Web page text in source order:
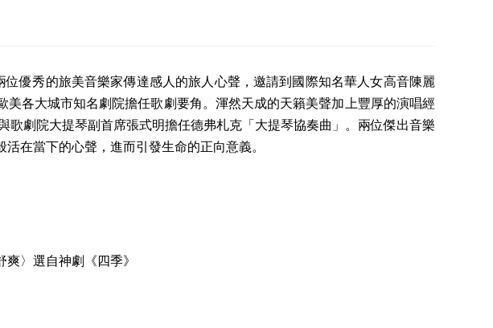
優秀的旅美音樂家傳達感人的旅人心聲，邀請到國際知名華人女高音陳麗
各大城市知名劇院擔任歌劇要角。渾然天成的天籟美聲加上豐厚的演唱經
歌劇院大提琴副首席張式明擔任德弗札克「大提琴協奏曲」。兩位傑出音樂
在當下的心聲，進而引發生命的正向意義。
〉選自神劇《四季》